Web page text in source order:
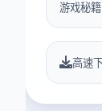
游戏秘籍
高速